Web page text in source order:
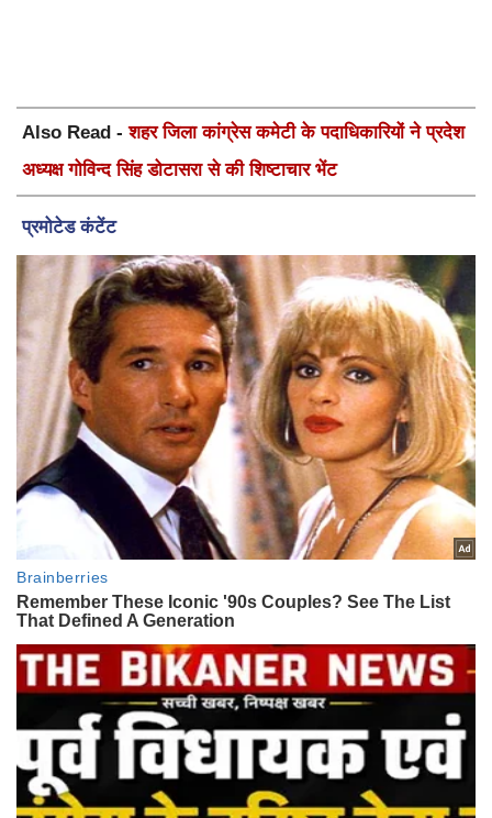
Also Read -शहर जिला कांग्रेस कमेटी के पदाधिकारियों ने प्रदेश
अध्यक्ष गोविन्द सिंह डोटासरा से की शिष्टाचार भेंट